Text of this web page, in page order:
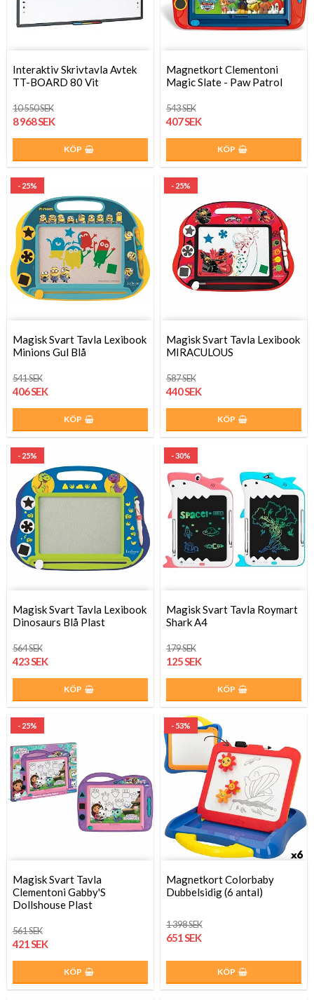
Interaktiv Skrivtavla Avtek
TT-BOARD 80 Vit
10 550 SEK
8 968 SEK
KÖP
Magnetkort Clementoni
Magic Slate - Paw Patrol
543 SEK
407 SEK
KÖP
- 25%
Magisk Svart Tavla Lexibook
Minions Gul Blå
541 SEK
406 SEK
KÖP
- 25%
Magisk Svart Tavla Lexibook
MIRACULOUS
587 SEK
440 SEK
KÖP
- 25%
Magisk Svart Tavla Lexibook
Dinosaurs Blå Plast
564 SEK
423 SEK
KÖP
- 30%
Magisk Svart Tavla Roymart
Shark A4
179 SEK
125 SEK
KÖP
- 25%
Magisk Svart Tavla
Clementoni Gabby'S
Dollshouse Plast
561 SEK
421 SEK
KÖP
- 53%
Magnetkort Colorbaby
Dubbelsidig (6 antal)
1 398 SEK
651 SEK
KÖP